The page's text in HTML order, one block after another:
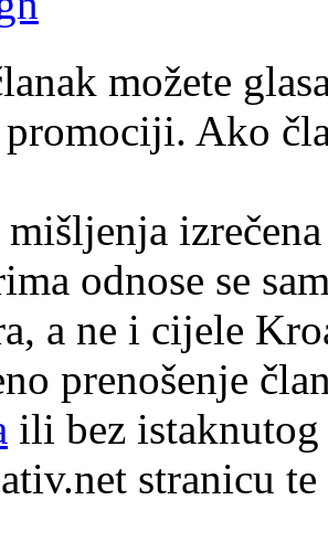
možete
Ako
odnose se
a ne i cijele
prenošenje
ili bez
stranicu te